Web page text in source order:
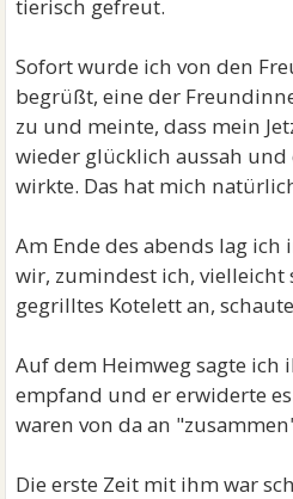
tierisch gefreut.
Sofort wurde ich von den
begrüßt, eine der
zu und meinte, dass mein
wieder glücklich aussah
wirkte. Das hat mich
Am Ende des abends lag
wir, zumindest ich, vielleicht
gegrilltes Kotelett an,
Auf dem Heimweg sagte ich
empfand und er erwiderte
waren von da an
Die erste Zeit mit ihm war